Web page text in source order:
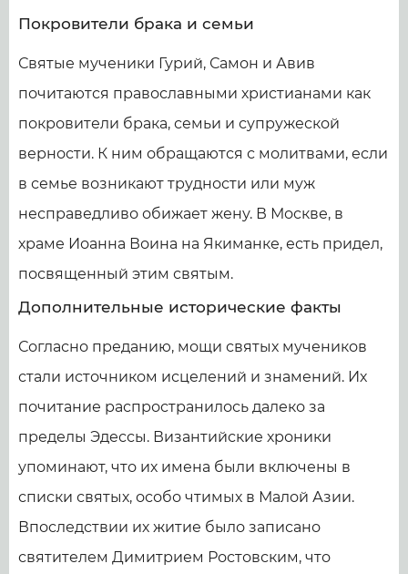
Покровители брака и семьи
Святые мученики Гурий, Самон и Авив
почитаются православными христианами как
покровители брака, семьи и супружеской
верности. К ним обращаются с молитвами, если
в семье возникают трудности или муж
несправедливо обижает жену. В Москве, в
храме Иоанна Воина на Якиманке, есть придел,
посвященный этим святым.
Дополнительные исторические факты
Согласно преданию, мощи святых мучеников
стали источником исцелений и знамений. Их
почитание распространилось далеко за
пределы Эдессы. Византийские хроники
упоминают, что их имена были включены в
списки святых, особо чтимых в Малой Азии.
Впоследствии их житие было записано
святителем Димитрием Ростовским, что